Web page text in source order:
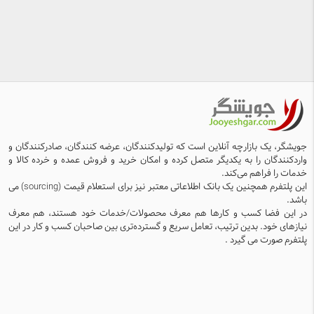
جویشگر، یک بازارچه آنلاین است که تولیدکنندگان، عرضه کنندگان، صادرکنندگان و
واردکنندگان را به یکدیگر متصل کرده و امکان خرید و فروش عمده و خرده کالا و
خدمات را فراهم می‌کند.
این پلتفرم همچنین یک بانک اطلاعاتی معتبر نیز برای استعلام قیمت (sourcing) می
باشد.
در این فضا کسب و کارها هم معرف محصولات/خدمات خود هستند، هم معرف
نیازهای خود. بدین ترتیب، تعامل سریع و گسترده‌تری بین صاحبان کسب و کار در این
پلتفرم صورت می گیرد .